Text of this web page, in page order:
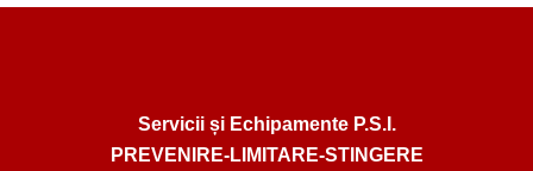
Servicii și Echipamente P.S.I.
PREVENIRE-LIMITARE-STINGERE